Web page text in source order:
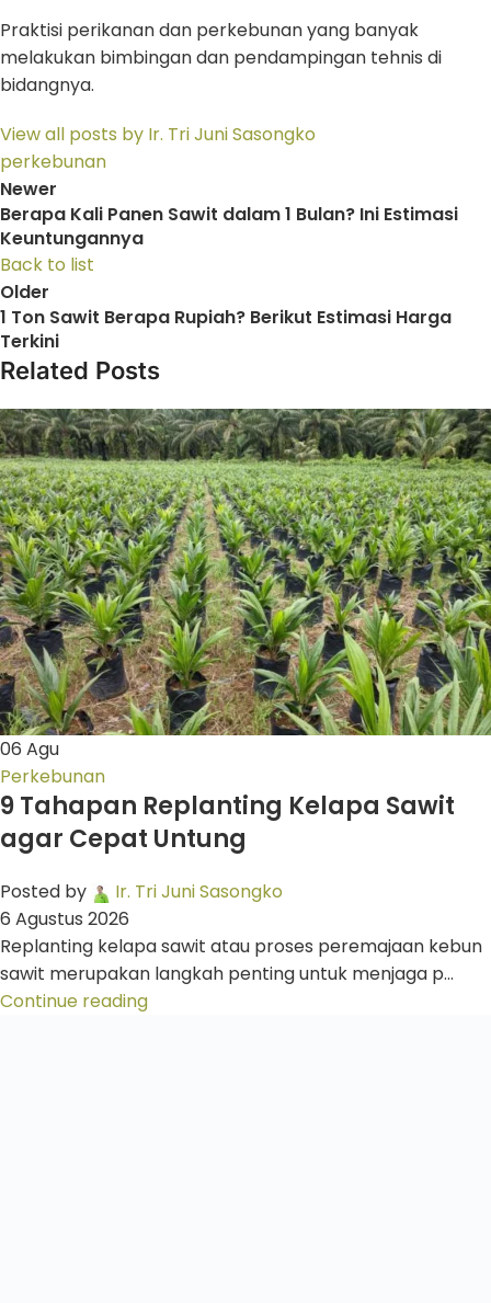
Praktisi perikanan dan perkebunan yang banyak
melakukan bimbingan dan pendampingan tehnis di
bidangnya.
View all posts by Ir. Tri Juni Sasongko
perkebunan
Newer
Berapa Kali Panen Sawit dalam 1 Bulan? Ini Estimasi
Keuntungannya
Back to list
Older
1 Ton Sawit Berapa Rupiah? Berikut Estimasi Harga
Terkini
Related Posts
06 Agu
Perkebunan
9 Tahapan Replanting Kelapa Sawit
agar Cepat Untung
Posted by
Ir. Tri Juni Sasongko
6 Agustus 2026
Replanting kelapa sawit atau proses peremajaan kebun
sawit merupakan langkah penting untuk menjaga p...
Continue reading